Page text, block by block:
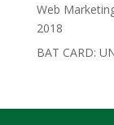
Web
2018‎
BAT CARD: